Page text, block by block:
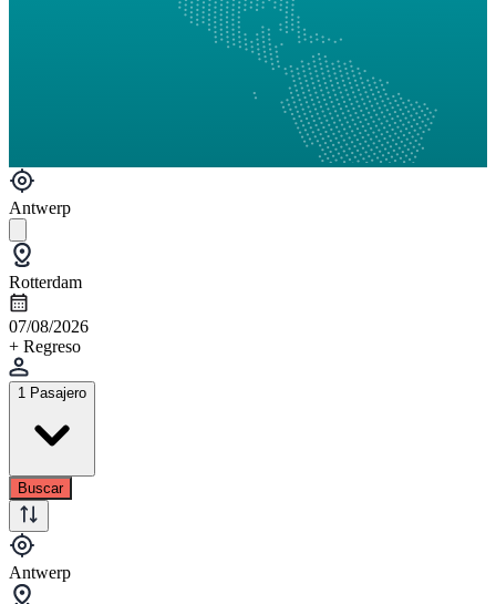
Antwerp
Rotterdam
07/08/2026
+ Regreso
1 Pasajero
Buscar
Antwerp